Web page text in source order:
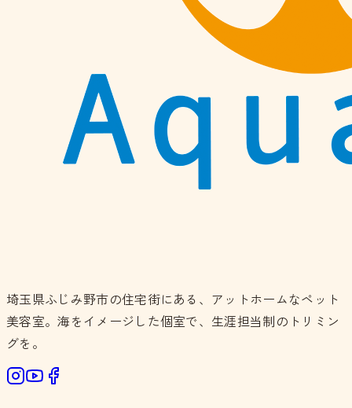
埼玉県ふじみ野市の住宅街にある、アットホームなペット
美容室。海をイメージした個室で、生涯担当制のトリミン
グを。